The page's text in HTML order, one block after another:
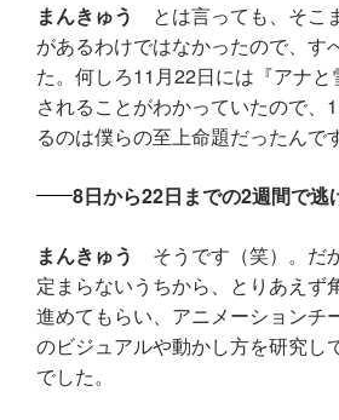
まんきゅう
とは言っても、そこ
があるわけではなかったので、す
た。何しろ11月22日には『アナ
されることがわかっていたので、
るのは僕らの至上命題だったんで
8日から22日までの2週間で逃
まんきゅう
そうです（笑）。だ
定まらないうちから、とりあえず
進めてもらい、アニメーションチ
のビジュアルや動かし方を研究し
でした。